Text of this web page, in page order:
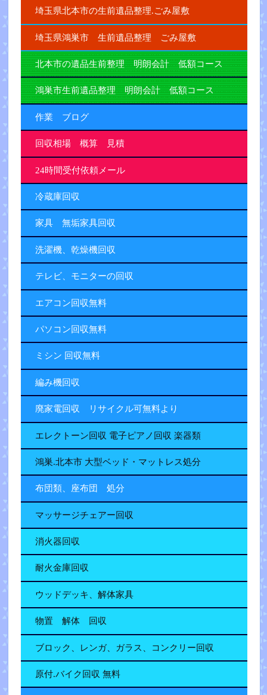
埼玉県北本市の生前遺品整理.ごみ屋敷
埼玉県鴻巣市 生前遺品整理 ごみ屋敷
北本市の遺品生前整理 明朗会計 低額コース
鴻巣市生前遺品整理 明朗会計 低額コース
作業 ブログ
回収相場 概算 見積
24時間受付依頼メール
冷蔵庫回収
家具 無垢家具回収
洗濯機、乾燥機回収
テレビ、モニターの回収
エアコン回収無料
パソコン回収無料
ミシン 回収無料
編み機回収
廃家電回収 リサイクル可無料より
エレクトーン回収 電子ピアノ回収 楽器類
鴻巣.北本市 大型ベッド・マットレス処分
布団類、座布団 処分
マッサージチェアー回収
消火器回収
耐火金庫回収
ウッドデッキ、解体家具
物置 解体 回収
ブロック、レンガ、ガラス、コンクリー回収
原付.バイク回収 無料